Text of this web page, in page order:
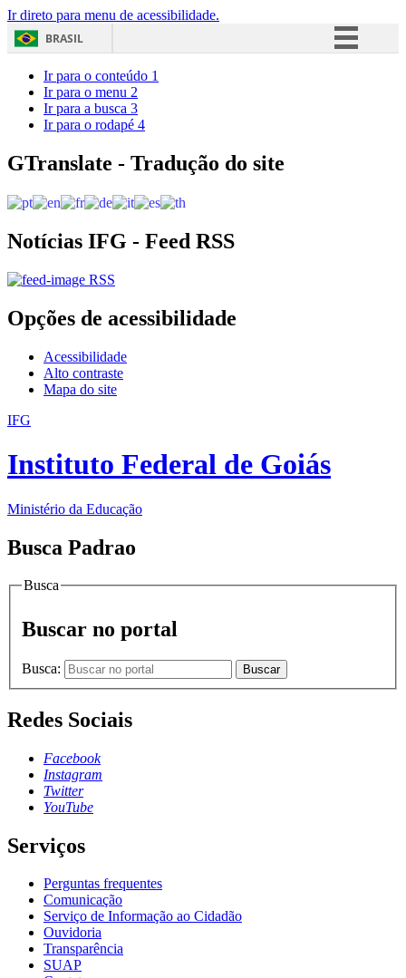
Ir direto para menu de acessibilidade.
BRASIL
Acesso à informação
Ir para o conteúdo 1
Ir para o menu 2
Ir para a busca 3
Ir para o rodapé 4
GTranslate - Tradução do site
Notícias IFG - Feed RSS
RSS
Opções de acessibilidade
Acessibilidade
Alto contraste
Mapa do site
IFG
Instituto Federal de Goiás
Ministério da Educação
Busca Padrao
Busca
Buscar no portal
Busca: Buscar
Redes Sociais
Facebook
Instagram
Twitter
YouTube
Serviços
Perguntas frequentes
Comunicação
Serviço de Informação ao Cidadão
Ouvidoria
Transparência
SUAP